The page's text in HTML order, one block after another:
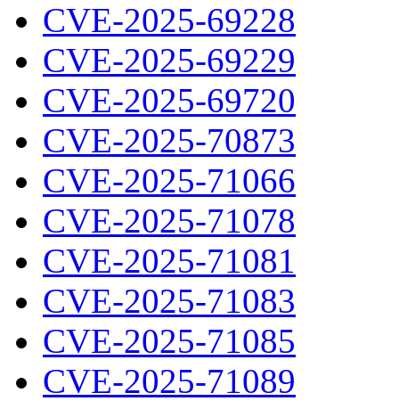
CVE-2025-69228
CVE-2025-69229
CVE-2025-69720
CVE-2025-70873
CVE-2025-71066
CVE-2025-71078
CVE-2025-71081
CVE-2025-71083
CVE-2025-71085
CVE-2025-71089